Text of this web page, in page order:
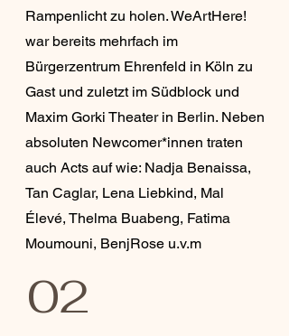
Rampenlicht zu holen. WeArtHere!
war bereits mehrfach im
Bürgerzentrum Ehrenfeld in Köln zu
Gast und zuletzt im Südblock und
Maxim Gorki Theater in Berlin. Neben
absoluten Newcomer*innen traten
auch Acts auf wie: Nadja Benaissa,
Tan Caglar, Lena Liebkind, Mal
Élevé, Thelma Buabeng, Fatima
Moumouni, BenjRose u.v.m
02